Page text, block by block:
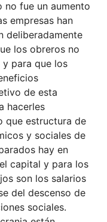
no fue un aumento
empresas han
deliberadamente
los obreros no
y para que los
de esta
hacerles
que estructura de
y sociales de
hay en
capital y para los
son los salarios
del descenso de
sociales.